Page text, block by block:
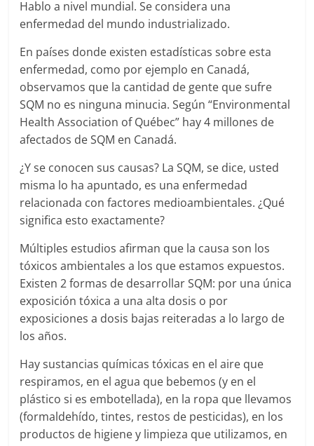
Hablo a nivel mundial. Se considera una
enfermedad del mundo industrializado.
En países donde existen estadísticas sobre esta
enfermedad, como por ejemplo en Canadá,
observamos que la cantidad de gente que sufre
SQM no es ninguna minucia. Según “Environmental
Health Association of Québec” hay 4 millones de
afectados de SQM en Canadá.
¿Y se conocen sus causas? La SQM, se dice, usted
misma lo ha apuntado, es una enfermedad
relacionada con factores medioambientales. ¿Qué
significa esto exactamente?
Múltiples estudios afirman que la causa son los
tóxicos ambientales a los que estamos expuestos.
Existen 2 formas de desarrollar SQM: por una única
exposición tóxica a una alta dosis o por
exposiciones a dosis bajas reiteradas a lo largo de
los años.
Hay sustancias químicas tóxicas en el aire que
respiramos, en el agua que bebemos (y en el
plástico si es embotellada), en la ropa que llevamos
(formaldehído, tintes, restos de pesticidas), en los
productos de higiene y limpieza que utilizamos, en